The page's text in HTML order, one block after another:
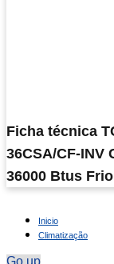
Ficha técnica
36CSA/CF-INV
36000 Btus Frio
Inicio
Climatização
Go up